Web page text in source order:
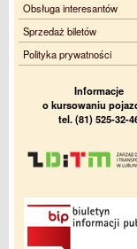
Obsługa interesantów
Sprzedaż biletów
Polityka prywatności
Informacje
o kursowaniu
tel. (81) 525-32-